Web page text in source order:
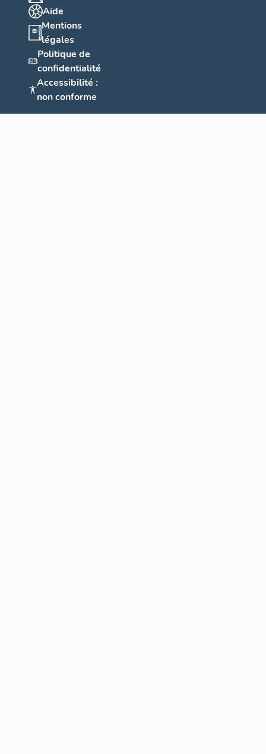
Aide
Mentions
légales
Politique de
confidentialité
Accessibilité :
non conforme